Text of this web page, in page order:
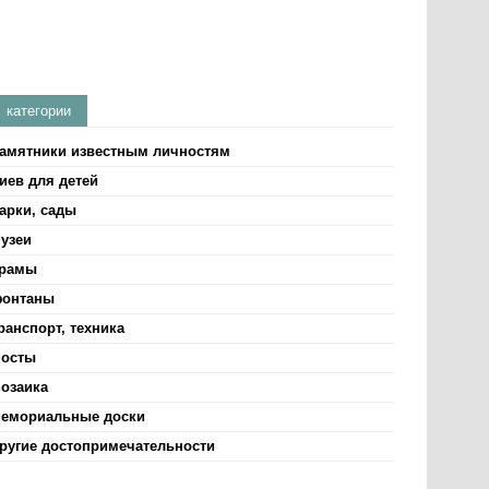
категории
известным личностям
для детей
сады
техника
доски
достопримечательности